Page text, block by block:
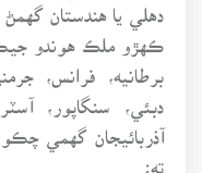
دهلي يا هندستان
ڪهڙو ملڪ هوندو
برطانيه، فرانس،
دبئي، سنگاپور،
آذربائيجان گهمي